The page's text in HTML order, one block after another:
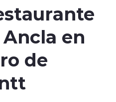
en
de